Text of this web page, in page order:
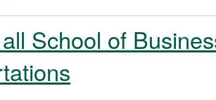
School of